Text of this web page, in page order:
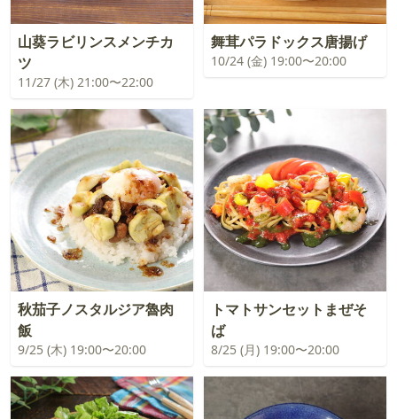
山葵ラビリンスメンチカ
ツ
11/27 (木) 21:00〜22:00
舞茸パラドックス唐揚げ
10/24 (金) 19:00〜20:00
秋茄子ノスタルジア魯肉
飯
9/25 (木) 19:00〜20:00
トマトサンセットまぜそ
ば
8/25 (月) 19:00〜20:00